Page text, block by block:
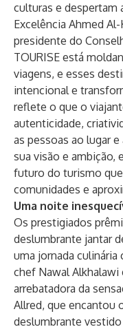
culturas e despertam
Excelência Ahmed
presidente do
TOURISE está
viagens, e esses
intencional e
reflete o que o
autenticidade,
as pessoas ao lugar
sua visão e ambição,
futuro do turismo
comunidades e
Uma noite
Os prestigiados
deslumbrante jantar
uma jornada culinária
chef Nawal
arrebatadora da
Allred, que encantou
deslumbrante